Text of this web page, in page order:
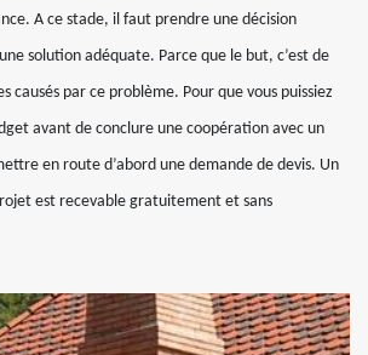
A ce stade, il faut prendre une décision
solution adéquate. Parce que le but, c’est de
causés par ce problème. Pour que vous puissiez
avant de conclure une coopération avec un
en route d’abord une demande de devis. Un
est recevable gratuitement et sans